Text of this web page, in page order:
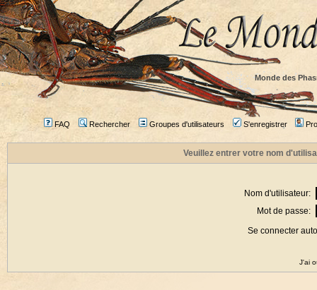
Monde des
FAQ Rechercher Groupes d'utilisateurs S'enregistrer
Veuillez entrer votre nom
Nom d'utilisateur:
Mot de passe:
Se connecter
J'ai